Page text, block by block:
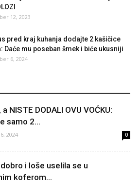
12, 2023
pred kraj kuhanja dodajte 2 kašičice
Daće mu poseban šmek i biće ukusniji
6, 2024
NISTE DODALI OVU VOĆKU:
samo 2...
2024 0
i loše uselila se u
koferom...